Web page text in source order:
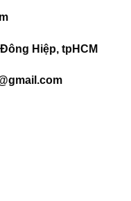
Hiệp, tpHCM